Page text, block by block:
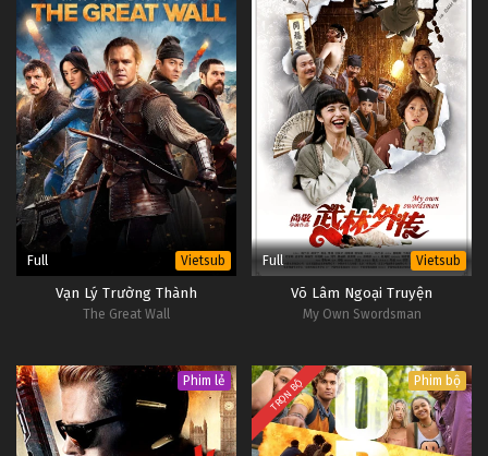
Full Vietsub
Vạn Lý Trường Thành
The Great Wall
Full Vietsub
Võ Lâm Ngoại Truyện
My Own Swordsman
Phim lẻ TRỌN BỘ Phim bộ